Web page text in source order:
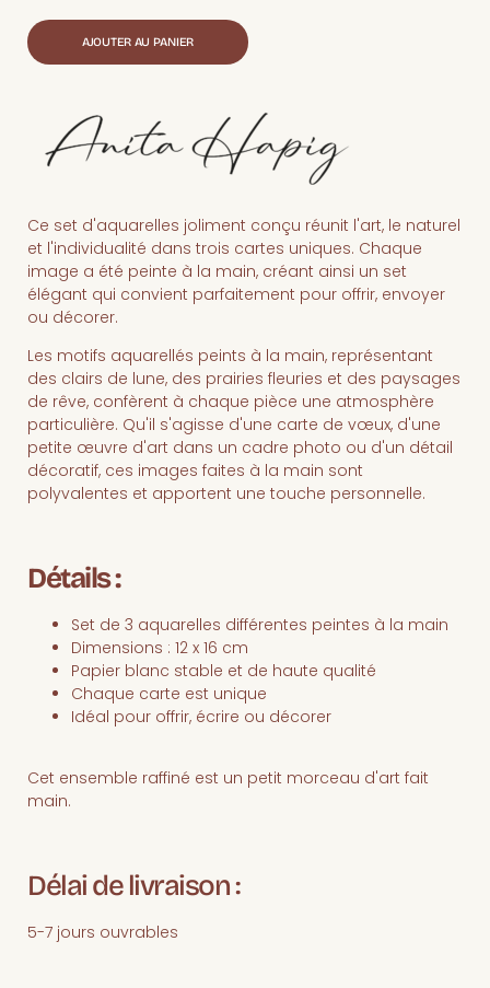
AJOUTER AU PANIER
Ce set d'aquarelles joliment conçu réunit l'art, le naturel
et l'individualité dans trois cartes uniques. Chaque
image a été peinte à la main, créant ainsi un set
élégant qui convient parfaitement pour offrir, envoyer
ou décorer.
Les motifs aquarellés peints à la main, représentant
des clairs de lune, des prairies fleuries et des paysages
de rêve, confèrent à chaque pièce une atmosphère
particulière. Qu'il s'agisse d'une carte de vœux, d'une
petite œuvre d'art dans un cadre photo ou d'un détail
décoratif, ces images faites à la main sont
polyvalentes et apportent une touche personnelle.
Détails :
Set de 3 aquarelles différentes peintes à la main
Dimensions : 12 x 16 cm
Papier blanc stable et de haute qualité
Chaque carte est unique
Idéal pour offrir, écrire ou décorer
Cet ensemble raffiné est un petit morceau d'art fait
main.
Délai de livraison :
5-7 jours ouvrables